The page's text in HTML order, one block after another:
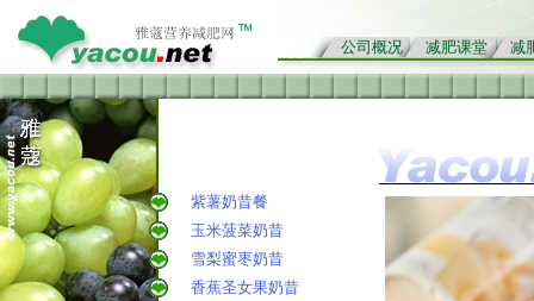
公司概况 减肥课堂 减
紫薯奶昔餐
玉米菠菜奶昔
雪梨蜜枣奶昔
香蕉圣女果奶昔